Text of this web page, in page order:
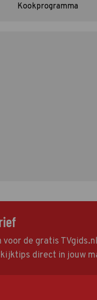
Kookprogramma
voor de gratis
direct in jouw